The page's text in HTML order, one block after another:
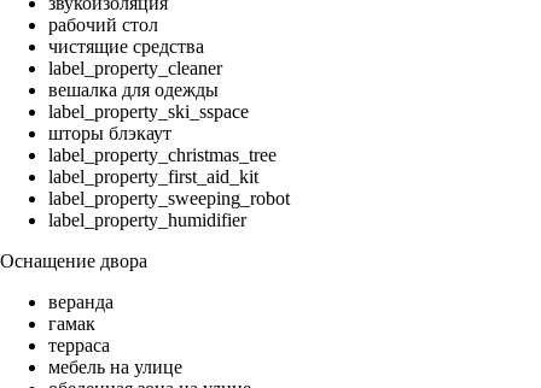
рабочий стол
чистящие средства
label_property_cleaner
вешалка для одежды
label_property_ski_sspace
шторы блэкаут
label_property_christmas_tree
label_property_first_aid_kit
label_property_sweeping_robot
label_property_humidifier
Оснащение двора
веранда
гамак
терраса
мебель на улице